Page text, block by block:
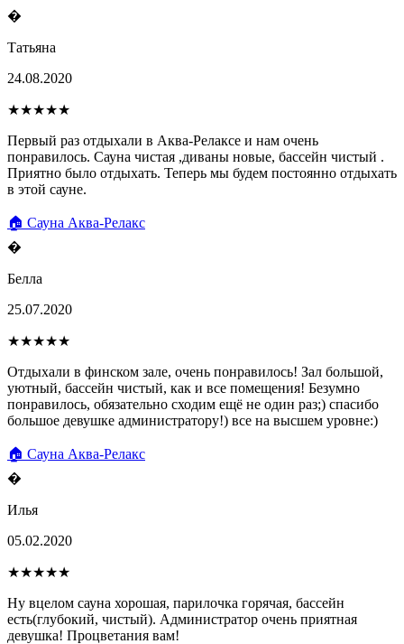
�
Татьяна
24.08.2020
★★★★★
Первый раз отдыхали в Аква-Релаксе и нам очень
понравилось. Сауна чистая ,диваны новые, бассейн чистый .
Приятно было отдыхать. Теперь мы будем постоянно отдыхать
в этой сауне.
🏠 Сауна Аква-Релакс
�
Белла
25.07.2020
★★★★★
Отдыхали в финском зале, очень понравилось! Зал большой,
уютный, бассейн чистый, как и все помещения! Безумно
понравилось, обязательно сходим ещё не один раз;) спасибо
большое девушке администратору!) все на высшем уровне:)
🏠 Сауна Аква-Релакс
�
Илья
05.02.2020
★★★★★
Ну вцелом сауна хорошая, парилочка горячая, бассейн
есть(глубокий, чистый). Администратор очень приятная
девушка! Процветания вам!